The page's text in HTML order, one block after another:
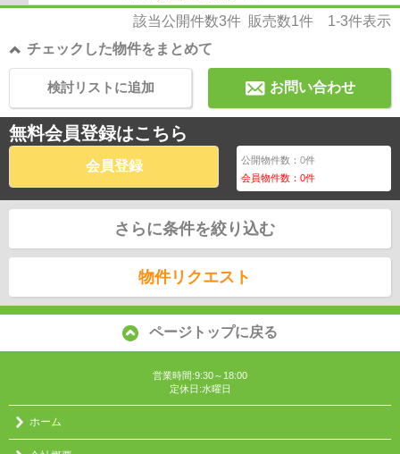
該当公開件数3件 販売数1件 1-3件表示
チェックした物件をまとめて
お問い合わせ
検討リストに追加
無料会員登録はこちら
会員登録 公開物件数：0件
会員物件数：0件
さらに条件を絞り込む
物件リクエスト
ページトップに戻る
営業時間:9:30～18:00
定休日:水曜日
ホーム